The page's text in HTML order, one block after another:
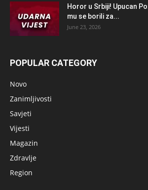
Horor u Srbiji! Upucan
mu se borili za...
June 23, 2026
POPULAR CATEGORY
Novo
Zanimljivosti
Savjeti
Vijesti
Magazin
Zdravlje
Region